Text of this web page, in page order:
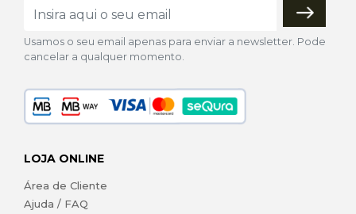
Usamos o seu email apenas para enviar a newsletter. Pode
cancelar a qualquer momento.
LOJA ONLINE
Área de Cliente
Ajuda / FAQ